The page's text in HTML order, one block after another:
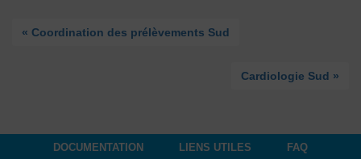
« Coordination des prélèvements Sud
Cardiologie Sud »
DOCUMENTATION LIENS UTILES FAQ